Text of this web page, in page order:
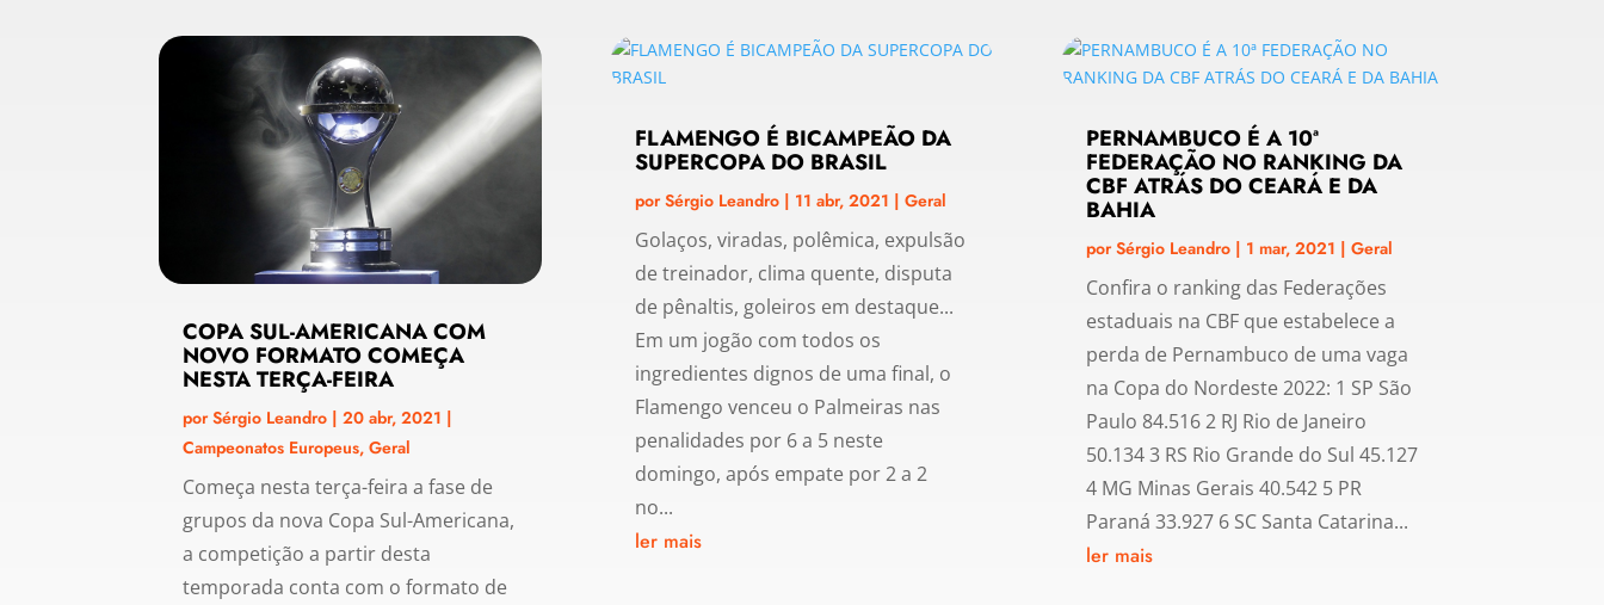
COPA SUL-AMERICANA COM
NOVO FORMATO COMEÇA
NESTA TERÇA-FEIRA
porSérgio Leandro |20 abr, 2021 |
Campeonatos Europeus,Geral
Começa nesta terça-feira a fase de
grupos da nova Copa Sul-Americana,
a competição a partir desta
temporada conta com o formato de
FLAMENGO É BICAMPEÃO DA
SUPERCOPA DO BRASIL
porSérgio Leandro| 11 abr, 2021 | Geral
Golaços, viradas, polêmica, expulsão
de treinador, clima quente, disputa
de pênaltis, goleiros em destaque...
Em um jogão com todos os
ingredientes dignos de uma final, o
Flamengo venceu o Palmeiras nas
penalidades por 6 a 5 neste
domingo, após empate por 2 a 2
no...
ler mais
PERNAMBUCO É A 10ª
FEDERAÇÃO NO RANKING DA
CBF ATRÁS DO CEARÁ E DA
BAHIA
porSérgio Leandro| 1 mar, 2021 | Geral
Confira o ranking das Federações
estaduais na CBF que estabelece a
perda de Pernambuco de uma vaga
na Copa do Nordeste 2022: 1 SP São
Paulo 84.516 2 RJ Rio de Janeiro
50.134 3 RS Rio Grande do Sul 45.127
4 MG Minas Gerais 40.542 5 PR
Paraná 33.927 6 SC Santa Catarina...
ler mais